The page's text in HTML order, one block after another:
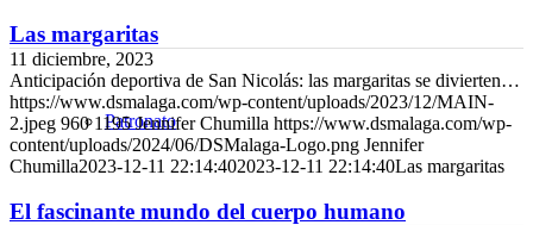
Patronato
Las margaritas
11 diciembre, 2023
Anticipación deportiva de San Nicolás: las margaritas se divierten…
https://www.dsmalaga.com/wp-content/uploads/2023/12/MAIN-
2.jpeg 960 1195 Jennifer Chumilla https://www.dsmalaga.com/wp-
content/uploads/2024/06/DSMalaga-Logo.png Jennifer
Chumilla2023-12-11 22:14:402023-12-11 22:14:40Las margaritas
El fascinante mundo del cuerpo humano